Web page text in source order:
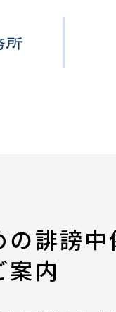
誹謗
案内